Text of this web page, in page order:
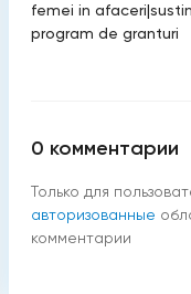
femei in afaceri|
program de granturi
0 комментарии
Только для
авторизованные
комментарии